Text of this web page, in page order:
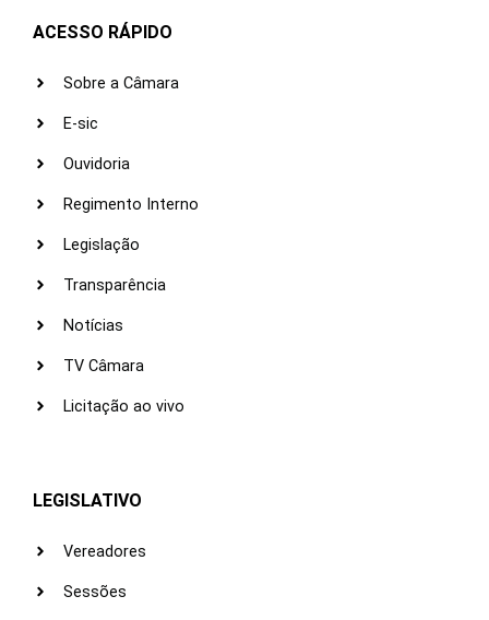
ACESSO RÁPIDO
Sobre a Câmara
E-sic
Ouvidoria
Regimento Interno
Legislação
Transparência
Notícias
TV Câmara
Licitação ao vivo
LEGISLATIVO
Vereadores
Sessões